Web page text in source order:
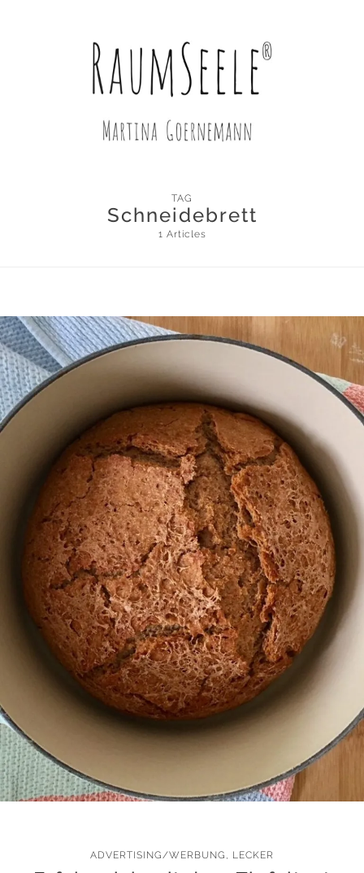
TAG
Schneidebrett
1 Articles
ADVERTISING/WERBUNG , LECKER